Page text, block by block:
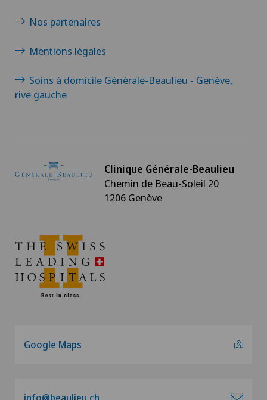
Nos partenaires
Mentions légales
Soins à domicile Générale-Beaulieu - Genève,
rive gauche
Clinique Générale-Beaulieu
Chemin de Beau-Soleil 20
1206 Genève
Google Maps